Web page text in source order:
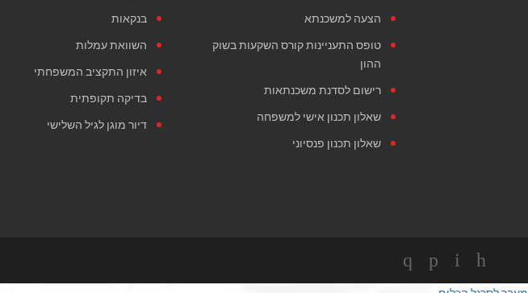
בנקאות
השוואת עמלות
איזון התקציב המשפחתי
בדיקה תקופתית
דיור מוגן לגיל השלישי
הצעה למשכנתא
טופס התעניינות קורס השקעות בשוק
ההון
רישום לסדנת משכנתאות
שאלון תכנון אישי למשפחה
שאלון תכנון פנסיוני